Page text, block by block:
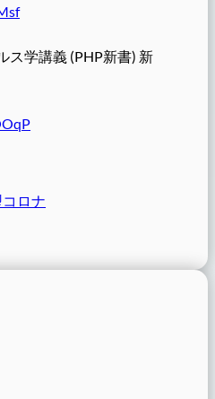
ス学講義 (PHP新書) 新
ロナ